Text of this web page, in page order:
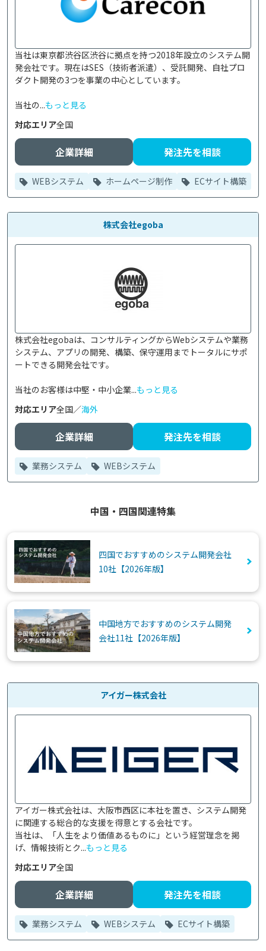
当社は東京都渋谷区渋谷に拠点を持つ2018年設立のシステム開
発会社です。現在はSES（技術者派遣）、受託開発、自社プロ
ダクト開発の3つを事業の中心としています。
当社の...もっと見る
対応エリア全国
企業詳細 発注先を相談
WEBシステム ホームページ制作 ECサイト構築
株式会社egoba
株式会社egobaは、コンサルティングからWebシステムや業務
システム、アプリの開発、構築、保守運用までトータルにサポ
ートできる開発会社です。
当社のお客様は中堅・中小企業...もっと見る
対応エリア全国／海外
企業詳細 発注先を相談
業務システム WEBシステム
中国・四国関連特集
四国でおすすめのシステム開発会社
10社【2026年版】
中国地方でおすすめのシステム開発
会社11社【2026年版】
アイガー株式会社
アイガー株式会社は、大阪市西区に本社を置き、システム開発
に関連する総合的な支援を得意とする会社です。
当社は、「人生をより価値あるものに」という経営理念を掲
げ、情報技術とク...もっと見る
対応エリア全国
企業詳細 発注先を相談
業務システム WEBシステム ECサイト構築